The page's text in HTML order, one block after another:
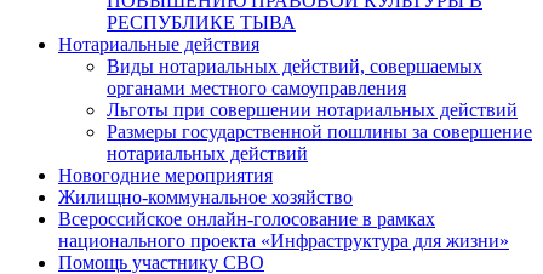
РЕСПУБЛИКЕ ТЫВА
Нотариальные действия
Виды нотариальных действий, совершаемых
органами местного самоуправления
Льготы при совершении нотариальных действий
Размеры государственной пошлины за совершение
нотариальных действий
Новогодние мероприятия
Жилищно-коммунальное хозяйство
Всероссийское онлайн-голосование в рамках
национального проекта «Инфраструктура для жизни»
Помощь участнику СВО